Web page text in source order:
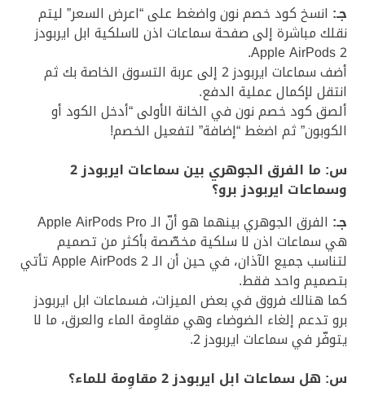
جـ: انسخ كود خصم نون واضغط على “اعرض السعر” ليتم
نقلك مباشرة إلى صفحة سماعات اذن لاسلكية ابل ايربودز
Apple AirPods 2.
أضف سماعات ايربودز 2 إلى عربة التسوق الخاصة بك ثم
انتقل لإكمال عملية الدفع.
ألصق كود خصم نون في الخانة الأولى “أدخل الكود أو
الكوبون” ثم اضغط “إضافة” لتفعيل الخصم!
س: ما الفرق الجوهري بين سماعات ايربودز 2
وسماعات ايربودز برو؟
جـ:
الفرق الجوهري بينهما هو أنّ الـ Apple AirPods Pro
هي سماعات اذن لا سلكية مخصّصة بأكثر من تصميم
لتناسب جميع الآذان، في حين أن الـ Apple AirPods 2 تأتي
بتصميم واحد فقط.
كما هنالك فروق في بعض الميزات، فسماعات ابل ايربودز
برو تدعم إلغاء الضوضاء وهي مقاوِمة الماء والعرق، ما لا
يتوفّر في سماعات ايربودز 2.
س: هل سماعات ابل ايربودز 2 مقاوِمة للماء؟